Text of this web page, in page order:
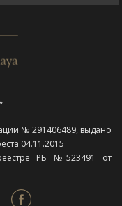
№ 291406489, выдано
04.11.2015
РБ №523491 от